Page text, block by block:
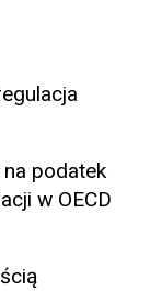
podatek
w OECD